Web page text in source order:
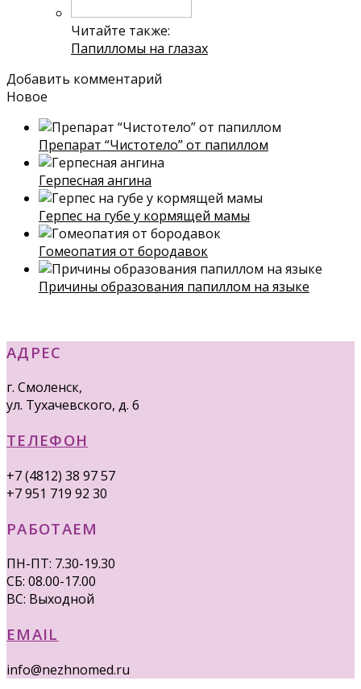
Читайте также:
Папилломы на глазах
Добавить комментарий
Новое
Препарат “Чистотело” от папиллом
Герпесная ангина
Герпес на губе у кормящей мамы
Гомеопатия от бородавок
Причины образования папиллом на языке
АДРЕС
г. Смоленск,
ул. Тухачевского, д. 6
ТЕЛЕФОН
+7 (4812) 38 97 57
+7 951 719 92 30
РАБОТАЕМ
ПН-ПТ: 7.30-19.30
СБ: 08.00-17.00
ВС: Выходной
EMAIL
info@nezhnomed.ru